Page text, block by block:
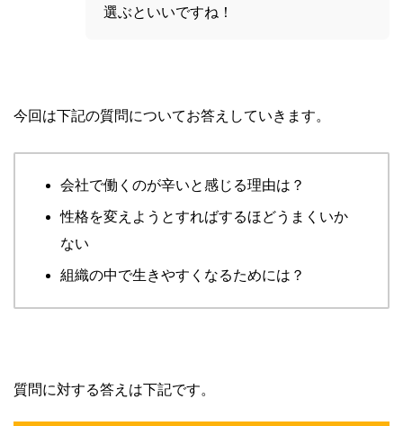
選ぶといいですね！
今回は下記の質問についてお答えしていきます。
会社で働くのが辛いと感じる理由は？
性格を変えようとすればするほどうまくいか
ない
組織の中で生きやすくなるためには？
質問に対する答えは下記です。